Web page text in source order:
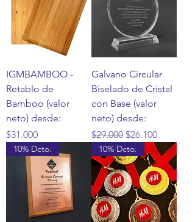
IGMBAMBOO -
Retablo de
Bamboo (valor
neto) desde:
Precio
$31.000
Galvano Circular
Biselado de Cristal
con Base (valor
neto) desde:
Precio
$29.000 Precio de oferta
$26.100
10% Dcto. 10% Dcto.